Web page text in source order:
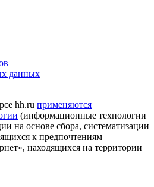
данных
hh.ru применяются
(информационные технологии
на основе сбора, систематизации
к предпочтениям
находящихся на территории